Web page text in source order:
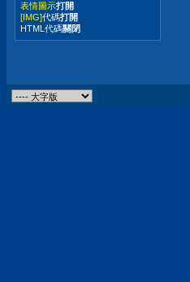
表情圖示打開
[IMG]代碼打開
HTML代碼關閉